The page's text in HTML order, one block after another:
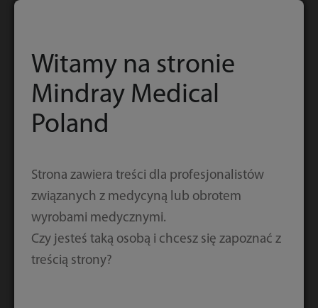
Kraj/region
Stanowisko
Stanowisko
Witamy na stronie
Mindray Medical
Poland
Strona zawiera treści dla profesjonalistów
związanych z medycyną lub obrotem
wyrobami medycznymi.
Czy jesteś taką osobą i chcesz się zapoznać z
treścią strony?